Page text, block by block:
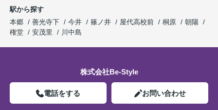
駅から探す
本郷
善光寺下 今井 篠ノ井 屋代高校前 桐原
朝陽
権堂
安茂里 川中島
株式会社Be-Style
電話をする お問い合わせ